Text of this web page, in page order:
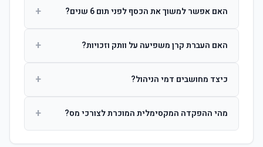
ההשקעות. קרן מסלולית עוקבת אחרי מדד ספציפי ומאפשרת
האם אפשר למשוך את הכסף לפני תום 6 שנים? +
הרווחים. לאחר 6 שנים ניתן למשוך פטור ממס עד לתקרה
האם העברת קרן משפיעה על וותק וזכויות? +
החברות. הוותק ממשיך להיספר מיום ההפקדה הראשונה.
כיצד מחושבים דמי הניהול? +
ומתן על שיעורם בעת הצטרפות.
מהי ההפקדה המקסימלית המוכרת לצורכי מס? +